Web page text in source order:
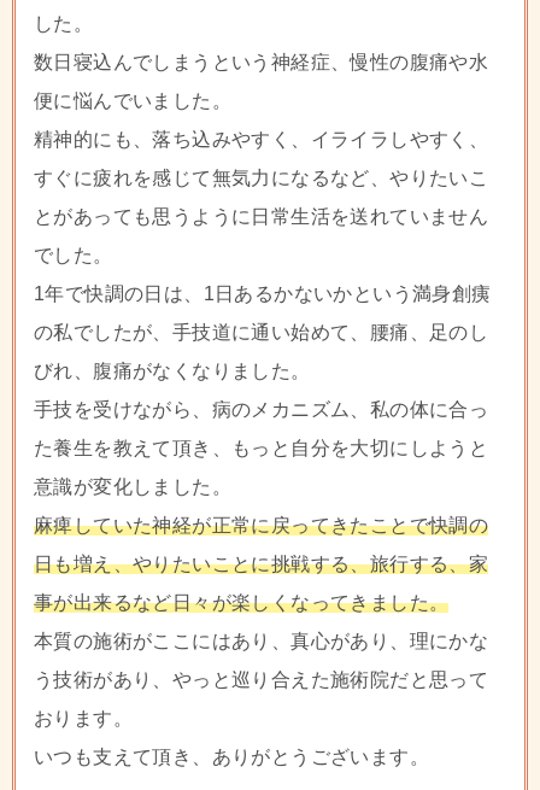
した。
数日寝込んでしまうという神経症、慢性の腹痛や水
便に悩んでいました。
精神的にも、落ち込みやすく、イライラしやすく、
すぐに疲れを感じて無気力になるなど、やりたいこ
とがあっても思うように日常生活を送れていません
でした。
1年で快調の日は、1日あるかないかという満身創痍
の私でしたが、手技道に通い始めて、腰痛、足のし
びれ、腹痛がなくなりました。
手技を受けながら、病のメカニズム、私の体に合っ
た養生を教えて頂き、もっと自分を大切にしようと
意識が変化しました。
麻痺していた神経が正常に戻ってきたことで快調の
日も増え、やりたいことに挑戦する、旅行する、家
事が出来るなど日々が楽しくなってきました。
本質の施術がここにはあり、真心があり、理にかな
う技術があり、やっと巡り合えた施術院だと思って
おります。
いつも支えて頂き、ありがとうございます。